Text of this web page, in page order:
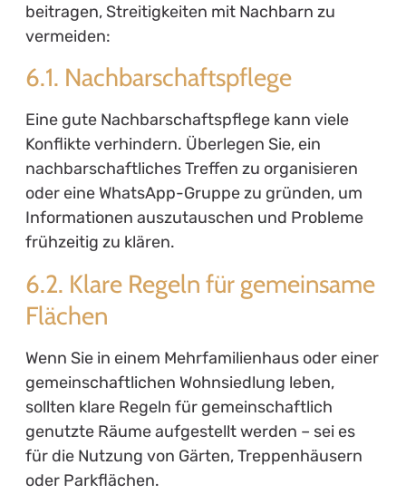
beitragen, Streitigkeiten mit Nachbarn zu
vermeiden:
6.1. Nachbarschaftspflege
Eine gute Nachbarschaftspflege kann viele
Konflikte verhindern. Überlegen Sie, ein
nachbarschaftliches Treffen zu organisieren
oder eine WhatsApp-Gruppe zu gründen, um
Informationen auszutauschen und Probleme
frühzeitig zu klären.
6.2. Klare Regeln für gemeinsame
Flächen
Wenn Sie in einem Mehrfamilienhaus oder einer
gemeinschaftlichen Wohnsiedlung leben,
sollten klare Regeln für gemeinschaftlich
genutzte Räume aufgestellt werden – sei es
für die Nutzung von Gärten, Treppenhäusern
oder Parkflächen.